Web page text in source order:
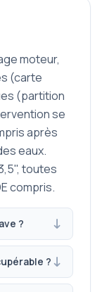
moteur,
(carte
(partition
se
après
eaux.
toutes
compris.
?
?